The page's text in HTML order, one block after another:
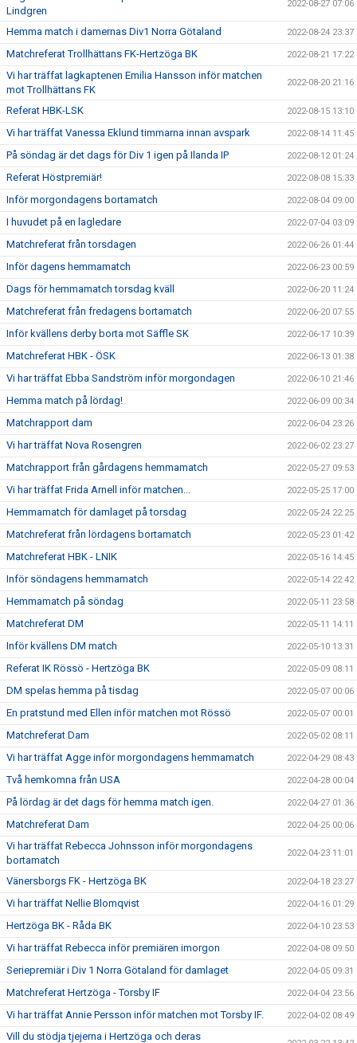
Lindgren
2022-08-27 07:06
Hemma match i damernas Div1 Norra Götaland 2022-08-24 23:37
Matchreferat Trollhättans FK-Hertzöga BK 2022-08-21 17:22
Vi har träffat lagkaptenen Emilia Hansson inför matchen
mot Trollhättans FK
2022-08-20 21:16
Referat HBK-LSK 2022-08-15 13:10
Vi har träffat Vanessa Eklund timmarna innan avspark 2022-08-14 11:45
På söndag är det dags för Div 1 igen på Ilanda IP 2022-08-12 01:24
Referat Höstpremiär! 2022-08-08 15:33
Inför morgondagens bortamatch 2022-08-04 09:00
I huvudet på en lagledare 2022-07-04 03:09
Matchreferat från torsdagen 2022-06-26 01:44
Inför dagens hemmamatch 2022-06-23 00:59
Dags för hemmamatch torsdag kväll 2022-06-20 11:24
Matchreferat från fredagens bortamatch 2022-06-20 07:55
Inför kvällens derby borta mot Säffle SK 2022-06-17 10:39
Matchreferat HBK - ÖSK 2022-06-13 01:38
Vi har träffat Ebba Sandström inför morgondagen 2022-06-10 21:46
Hemma match på lördag! 2022-06-09 00:34
Matchrapport dam 2022-06-04 23:26
Vi har träffat Nova Rosengren 2022-06-02 23:27
Matchrapport från gårdagens hemmamatch 2022-05-27 09:53
Vi har träffat Frida Arnell inför matchen... 2022-05-25 17:00
Hemmamatch för damlaget på torsdag 2022-05-24 22:25
Matchreferat från lördagens bortamatch 2022-05-23 01:42
Matchreferat HBK - LNIK 2022-05-16 14:45
Inför söndagens hemmamatch 2022-05-14 22:42
Hemmamatch på söndag 2022-05-11 23:58
Matchreferat DM 2022-05-11 14:11
Inför kvällens DM match 2022-05-10 13:31
Referat IK Rössö - Hertzöga BK 2022-05-09 08:11
DM spelas hemma på tisdag 2022-05-07 00:06
En pratstund med Ellen inför matchen mot Rössö 2022-05-07 00:01
Matchreferat Dam 2022-05-02 08:11
Vi har träffat Agge inför morgondagens hemmamatch 2022-04-29 08:43
Två hemkomna från USA 2022-04-28 00:04
På lördag är det dags för hemma match igen. 2022-04-27 01:36
Matchreferat Dam 2022-04-25 00:06
Vi har träffat Rebecca Johnsson inför morgondagens
bortamatch
2022-04-23 11:01
Vänersborgs FK - Hertzöga BK 2022-04-18 23:27
Vi har träffat Nellie Blomqvist 2022-04-16 01:29
Hertzöga BK - Råda BK 2022-04-10 23:53
Vi har träffat Rebecca inför premiären imorgon 2022-04-08 09:50
Seriepremiär i Div 1 Norra Götaland för damlaget 2022-04-05 09:31
Matchreferat Hertzöga - Torsby IF 2022-04-04 23:56
Vi har träffat Annie Persson inför matchen mot Torsby IF. 2022-04-02 08:49
Vill du stödja tjejerna i Hertzöga och deras